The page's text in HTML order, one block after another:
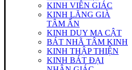
KINH VIÊN GIÁC
KINH LĂNG GIÀ
TÂM ẤN
KINH DUY MA CẬT
BÁT NHÃ TÂM KINH
KINH THẬP THIỆN
KINH BÁT ĐẠI